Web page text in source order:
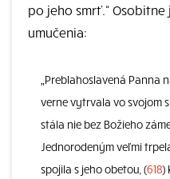
po jeho smrť.“
umučenia:
„Preblahoslavená Panna
verne vytrvala vo svojom
stála nie bez Božieho
Jednorodeným veľmi
spojila s jeho obetou, (618)